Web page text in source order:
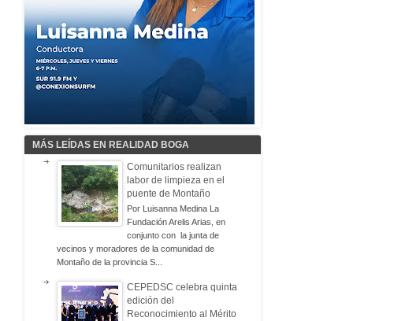
MÁS LEÍDAS EN REALIDAD BOGA
Comunitarios realizan
labor de limpieza en el
puente de Montaño
Por Luisanna Medina La
Fundación Arelis Arias, en
conjunto con la junta de
vecinos y moradores de la comunidad de
Montaño de la provincia S...
CEPEDSC celebra quinta
edición del
Reconocimiento al Mérito